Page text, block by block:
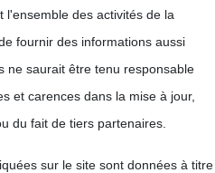
l'ensemble des activités de la
fournir des informations aussi
ne saurait être tenu responsable
et carences dans la mise à jour,
du fait de tiers partenaires.
sur le site sont données à titre